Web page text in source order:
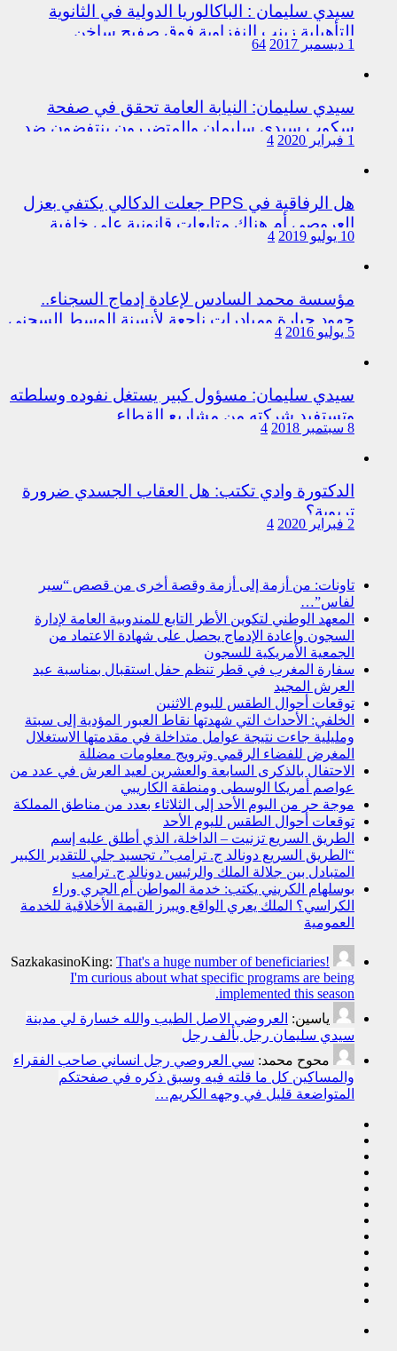
سيدي سليمان : الباكالوريا الدولية في الثانوية
التأهيلية زينب النفزاوية فوق صفيح ساخن
1 ديسمبر 2017 64
سيدي سليمان: النيابة العامة تحقق في صفحة
سكوب سيدي سليمان والمتضررون ينتفضون ضد
المتورطين من رجال الشرطة
1 فبراير 2020 4
هل الرفاقية في PPS جعلت الدكالي يكتفي بعزل
العروصي أم هناك متابعات قانونية على خلفية
اختلالات التسيير بمندوبية سيدي سليمان
10 يوليو 2019 4
مؤسسة محمد السادس لإعادة إدماج السجناء..
جهود جبارة ومبادرات ناجعة لأنسنة الوسط السجني
5 يوليو 2016 4
سيدي سليمان: مسؤول كبير يستغل نفوده وسلطته
وتستفيد شركته من مشاريع القطاع
8 سبتمبر 2018 4
الدكتورة وادي تكتب: هل العقاب الجسدي ضرورة
تربوية؟
2 فبراير 2020 4
تاونات: من أزمة إلى أزمة وقصة أخرى من قصص “سير
لفاس”…
المعهد الوطني لتكوين الأطر التابع للمندوبية العامة لإدارة
السجون وإعادة الإدماج يحصل على شهادة الاعتماد من
الجمعية الأمريكية للسجون
سفارة المغرب في قطر تنظم حفل استقبال بمناسبة عيد
العرش المجيد
توقعات أحوال الطقس لليوم الاثنين
الخلفي: الأحداث التي شهدتها نقاط العبور المؤدية إلى سبتة
ومليلية جاءت نتيجة عوامل متداخلة في مقدمتها الاستغلال
المغرض للفضاء الرقمي وترويج معلومات مضللة
الاحتفال بالذكرى السابعة والعشرين لعيد العرش في عدد من
عواصم أمريكا الوسطى ومنطقة الكاريبي
موجة حر من اليوم الأحد إلى الثلاثاء بعدد من مناطق المملكة
توقعات أحوال الطقس لليوم الأحد
الطريق السريع تزنيت – الداخلة، الذي أطلق عليه إسم
“الطريق السريع دونالد ج. ترامب”، تجسيد جلي للتقدير الكبير
المتبادل بين جلالة الملك والرئيس دونالد ج. ترامب
بوسلهام الكريني يكتب: خدمة المواطن أم الجري وراء
الكراسي؟ الملك يعري الواقع ويبرز القيمة الأخلاقية للخدمة
العمومية
SazkakasinoKing: That's a huge number of beneficiaries!
I'm curious about what specific programs are being
implemented this season.
ياسين: العروضي الاصل الطيب والله خسارة لي مدينة
سيدي سليمان رجل بألف رجل
محوح محمد: سي العروصي رجل انساني صاحب الفقراء
والمساكين كل ما قلته فيه وسبق ذكره في صفحتكم
المتواضعة قليل في وجهه الكريم…